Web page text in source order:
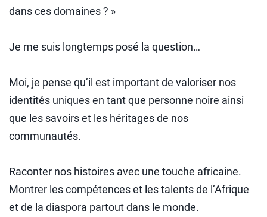
dans ces domaines ? »
Je me suis longtemps posé la question…
Moi, je pense qu’il est important de valoriser nos
identités uniques en tant que personne noire ainsi
que les savoirs et les héritages de nos
communautés.
Raconter nos histoires avec une touche africaine.
Montrer les compétences et les talents de l’Afrique
et de la diaspora partout dans le monde.